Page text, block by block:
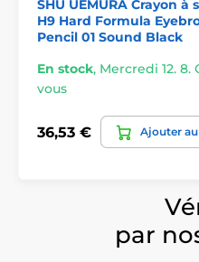
SHU UEMURA Crayon à
H9 Hard Formula
Pencil 01 Sound Black
En stock, Mercredi 12. 8.
vous
36,53 € Ajouter
par